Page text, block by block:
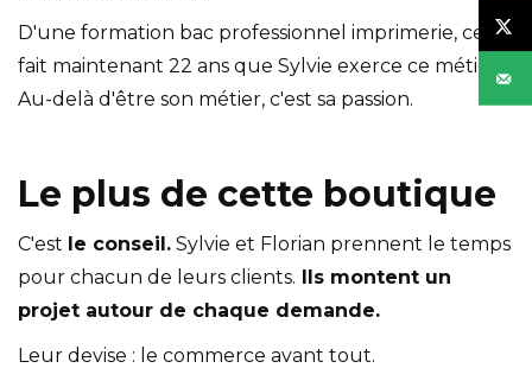
D'une formation bac professionnel imprimerie, cela
fait maintenant 22 ans que Sylvie exerce ce métier.
Au-delà d'être son métier, c'est sa passion.
Le plus de cette boutique
C'est le conseil. Sylvie et Florian prennent le temps
pour chacun de leurs clients. Ils montent un
projet autour de chaque demande.
Leur devise : le commerce avant tout.